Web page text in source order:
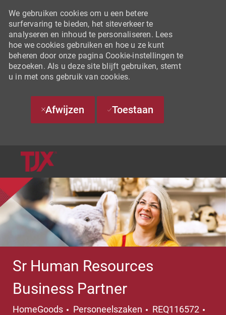
We gebruiken cookies om u een betere
surfervaring te bieden, het siteverkeer te
analyseren en inhoud te personaliseren. Lees
hoe we cookies gebruiken en hoe u ze kunt
beheren door onze pagina Cookie-instellingen te
bezoeken. Als u deze site blijft gebruiken, stemt
u in met ons gebruik van cookies.
Afwijzen Toestaan
Sr Human Resources
Business Partner
HomeGoods Categorie
Personeelszaken REQ116572